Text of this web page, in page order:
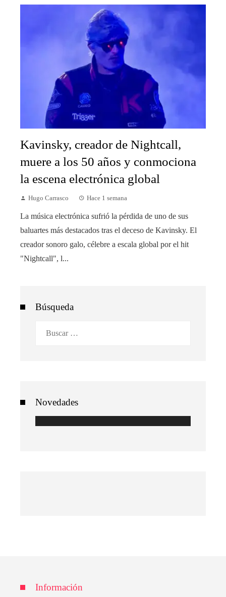
Kavinsky, creador de Nightcall,
muere a los 50 años y conmociona
la escena electrónica global
Hugo Carrasco Hace 1 semana
La música electrónica sufrió la pérdida de uno de sus
baluartes más destacados tras el deceso de Kavinsky. El
creador sonoro galo, célebre a escala global por el hit
"Nightcall", l...
Búsqueda
Novedades
Información